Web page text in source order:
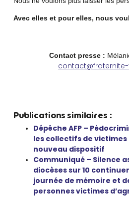
Avec elles et pour elles, nous
Contact presse :
Publications similaires :
Dépêche AFP –
les collectifs de victimes
nouveau dispositif
Communiqué – Silence
diocèses sur 10
journée de mémoire et
personnes victimes